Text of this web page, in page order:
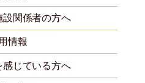
設関係者の方へ
情報
感じている方へ